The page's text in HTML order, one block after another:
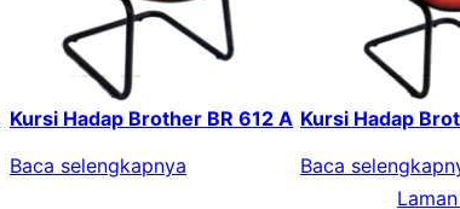
Kursi Hadap Brother BR 612 A
Baca selengkapnya
Kursi Hadap
Baca